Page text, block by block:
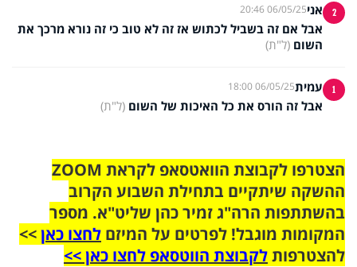
2 אני06/05/25 20:46
אבל אם זה בשביל לכתוש אז זה לא טוב כי זה נורא מרכך את
השום (ל"ת)
1 עמית06/05/25 18:00
אבל זה הורס את כל האיכות של השום (ל"ת)
הצטרפו לקבוצת הוואטסאפ לקראת ZOOM
ההשקה שיתקיים בתחילת השבוע הקרוב
בהשתתפות הרה"ג זמיר כהן שליט"א. מספר
המקומות מוגבל! לפרטים על המיזם לחצו כאן>>
להצטרפותלקבוצת הווטסאפ לחצו כאן >>